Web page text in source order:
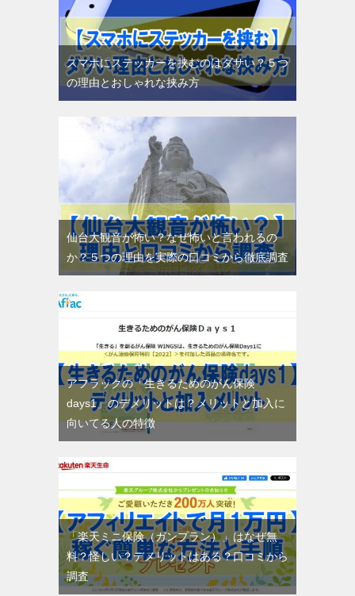
スマホにステッカーを挟むのはダサい？５つ
の理由とおしゃれな挟み方
仙台大観音が怖い？なぜ怖いと言われるの
か？５つの理由を実際の口コミから徹底調査
アフラックの「生きるためのがん保険
days1」のデメリットは？メリットと加入に
向いてる人の特徴
「楽天ミニ保険（ガンプラン）」はなぜ無
料？怪しい？デメリットはある？口コミから
調査